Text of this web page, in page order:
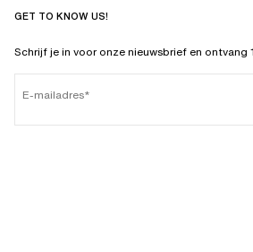
GET TO KNOW US!
Schrijf je in voor onze nieuwsbrief en
E-mailadres